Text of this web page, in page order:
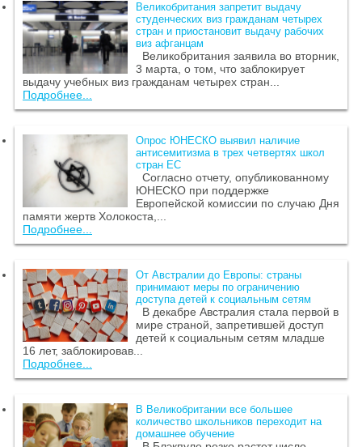
Великобритания запретит выдачу
студенческих виз гражданам четырех
стран и приостановит выдачу рабочих
виз афганцам
Великобритания заявила во вторник,
3 марта, о том, что заблокирует
выдачу учебных виз гражданам четырех стран...
Подробнее...
Опрос ЮНЕСКО выявил наличие
антисемитизма в трех четвертях школ
стран ЕС
Согласно отчету, опубликованному
ЮНЕСКО при поддержке
Европейской комиссии по случаю Дня
памяти жертв Холокоста,...
Подробнее...
От Австралии до Европы: страны
принимают меры по ограничению
доступа детей к социальным сетям
В декабре Австралия стала первой в
мире страной, запретившей доступ
детей к социальным сетям младше
16 лет, заблокировав...
Подробнее...
В Великобритании все большее
количество школьников переходит на
домашнее обучение